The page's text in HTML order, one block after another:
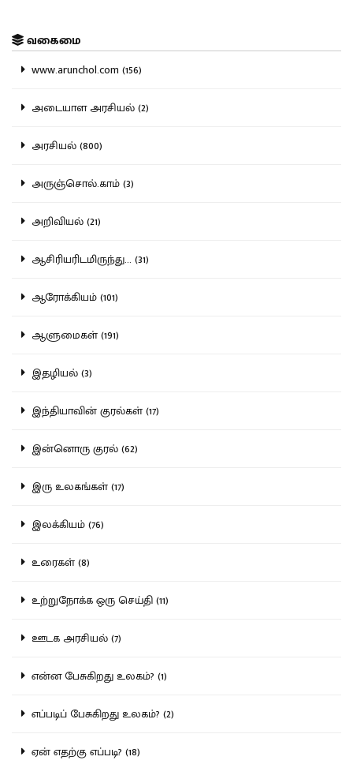
வகைமை
www.arunchol.com (156)
அடையாள அரசியல் (2)
அரசியல் (800)
அருஞ்சொல்.காம் (3)
அறிவியல் (21)
ஆசிரியரிடமிருந்து... (31)
ஆரோக்கியம் (101)
ஆளுமைகள் (191)
இதழியல் (3)
இந்தியாவின் குரல்கள் (17)
இன்னொரு குரல் (62)
இரு உலகங்கள் (17)
இலக்கியம் (76)
உரைகள் (8)
உற்றுநோக்க ஒரு செய்தி (11)
ஊடக அரசியல் (7)
என்ன பேசுகிறது உலகம்? (1)
எப்படிப் பேசுகிறது உலகம்? (2)
ஏன் எதற்கு எப்படி? (18)